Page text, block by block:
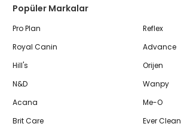
Popüler Markalar
Pro Plan
Royal Canin
Hill's
N&D
Acana
Brit Care
Reflex
Advance
Orijen
Wanpy
Me-O
Ever Clean